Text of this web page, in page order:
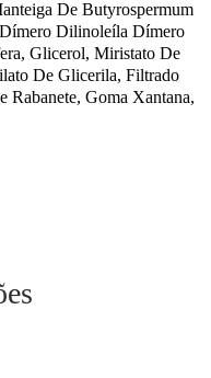
De Butyrospermum
Dilinoleíla Dímero
Glicerol, Miristato De
De Glicerila, Filtrado
Rabanete, Goma Xantana,